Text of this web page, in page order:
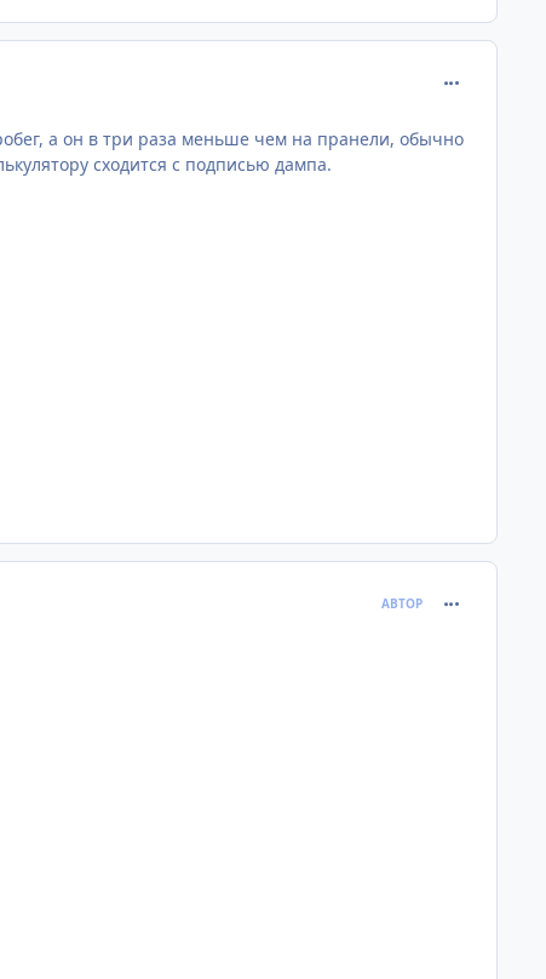
а он в три раза меньше чем на пранели, обычно
сходится с подписью дампа.
АВТОР